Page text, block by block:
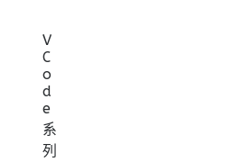
V
C
o
d
e
系
列